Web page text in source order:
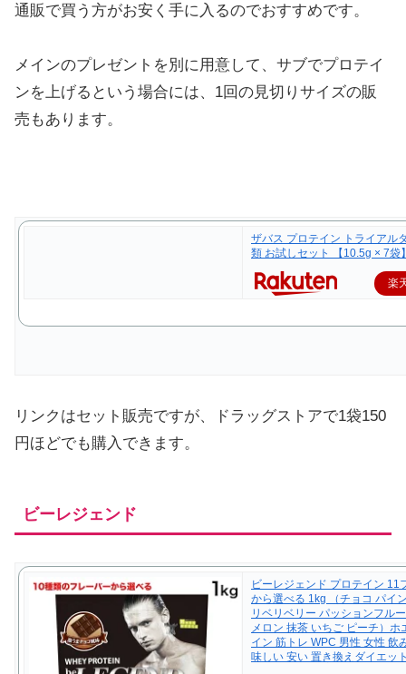
通販で買う方がお安く手に入るのでおすすめです。
メインのプレゼントを別に用意して、サブでプロテイ
ンを上げるという場合には、1回の見切りサイズの販
売もあります。
ザバス プロテイン トライアル
類 お試しセット 【10.5g × 7袋
楽
リンクはセット販売ですが、ドラッグストアで1袋150
円ほどでも購入できます。
ビーレジェンド
ビーレジェンド プロテイン 11
から選べる 1kg （チョコ パイ
リベリベリー パッションフル
メロン 抹茶 いちご ピーチ）ホ
イン 筋トレ WPC 男性 女性 飲
味しい 安い 置き換えダイエッ